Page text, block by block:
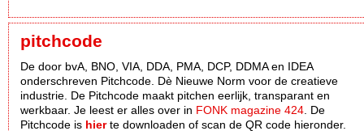
pitchcode
De door bvA, BNO, VIA, DDA, PMA, DCP, DDMA en IDEA
onderschreven Pitchcode. Dè Nieuwe Norm voor de creatieve
industrie. De Pitchcode maakt pitchen eerlijk, transparant en
werkbaar. Je leest er alles over in FONK magazine 424. De
Pitchcode is hierte downloaden of scan de QR code hieronder.